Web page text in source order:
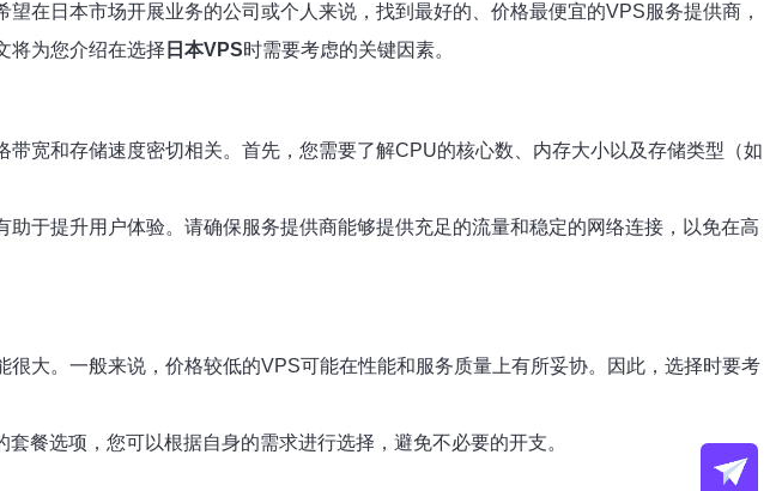
望在日本市场开展业务的公司或个人来说，找到最好的、价格最便宜的VPS服务提供商，
将为您介绍在选择 日本VPS时需要考虑的关键因素。
宽和存储速度密切相关。首先，您需要了解CPU的核心数、内存大小以及存储类型（如
于提升用户体验。请确保服务提供商能够提供充足的流量和稳定的网络连接，以免在高
大。一般来说，价格较低的VPS可能在性能和服务质量上有所妥协。因此，选择时要考
餐选项，您可以根据自身的需求进行选择，避免不必要的开支。